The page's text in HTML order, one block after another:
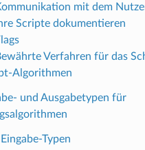
mit dem
Scripte dokumentieren
Verfahren für das
Algorithmen
und Ausgabetypen für
Typen